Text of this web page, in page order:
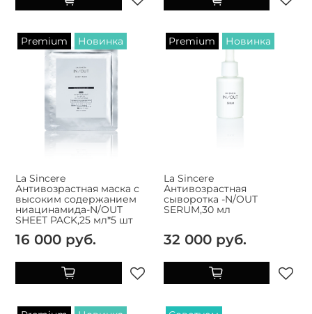
Premium Новинка
La Sincere
Антивозрастная маска с
высоким содержанием
ниацинамида-N/OUT
SHEET PACK,25 мл*5 шт
16 000 руб.
Premium Новинка
La Sincere
Антивозрастная
сыворотка -N/OUT
SERUM,30 мл
32 000 руб.